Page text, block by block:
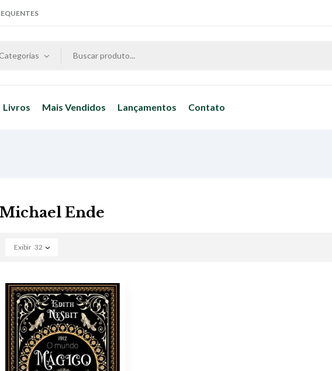
Livros Mais Vendidos Lançamentos Contato
Michael Ende
Exibir 32